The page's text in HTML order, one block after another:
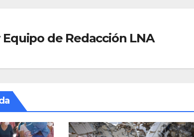
Equipo de Redacción LNA